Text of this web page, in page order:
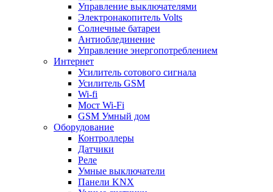
Управление выключателями
Электронакопитель Volts
Солнечные батареи
Антиоблединение
Управление энергопотреблением
Интернет
Усилитель сотового сигнала
Усилитель GSM
Wi-fi
Мост Wi-Fi
GSM Умный дом
Оборудование
Контроллеры
Датчики
Реле
Умные выключатели
Панели KNX